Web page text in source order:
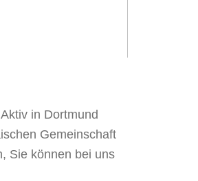
in Dortmund
Gemeinschaft
Sie können bei uns